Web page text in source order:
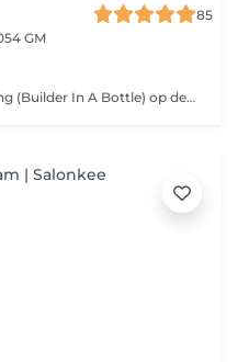
85
GM
Verstevigende BIAB-behandeling (Builder In A Bottle) op de natuurlijke nagels. Ideaal voor het versterken en laten groeien van de eigen nagels. Behandeling is inclusief uitgebreide manicure en te combineren met een gellak kleur naar keuze.